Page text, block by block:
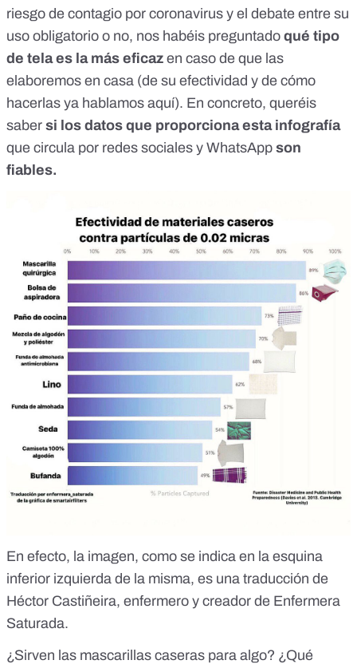
riesgo de contagio por coronavirus y el debate entre su
uso obligatorio o no, nos habéis preguntado qué tipo
de tela es la más eficaz en caso de que las
elaboremos en casa (de su efectividad y de cómo
hacerlas ya hablamos aquí). En concreto, queréis
saber si los datos que proporciona esta infografía
que circula por redes sociales y WhatsApp son
fiables.
En efecto, la imagen, como se indica en la esquina
inferior izquierda de la misma, es una traducción de
Héctor Castiñeira, enfermero y creador de Enfermera
Saturada.
¿Sirven las mascarillas caseras para algo? ¿Qué